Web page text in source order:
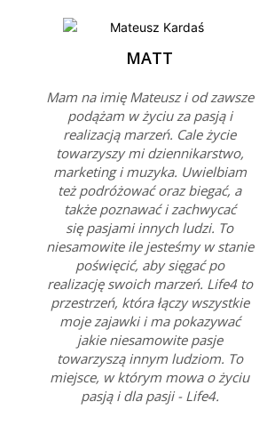
MATT
Mam na imię Mateusz i od zawsze
podążam w życiu za pasją i
realizacją marzeń. Cale życie
towarzyszy mi dziennikarstwo,
marketing i muzyka. Uwielbiam
też podróżować oraz biegać, a
także poznawać i zachwycać
się pasjami innych ludzi. To
niesamowite ile jesteśmy w stanie
poświęcić, aby sięgać po
realizację swoich marzeń. Life4 to
przestrzeń, która łączy wszystkie
moje zajawki i ma pokazywać
jakie niesamowite pasje
towarzyszą innym ludziom. To
miejsce, w którym mowa o życiu
pasją i dla pasji - Life4.